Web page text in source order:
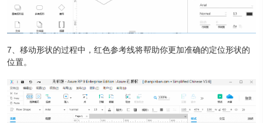
7、移动形状的过程中，红色参考线将帮助你更加准确的定位形状的
位置。